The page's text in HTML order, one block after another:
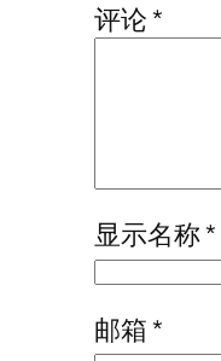
评论*
显示名称*
邮箱*